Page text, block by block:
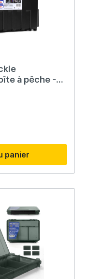
à pêche -
panier